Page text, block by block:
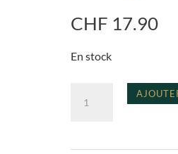
CHF 17.90
En stock
lipstick